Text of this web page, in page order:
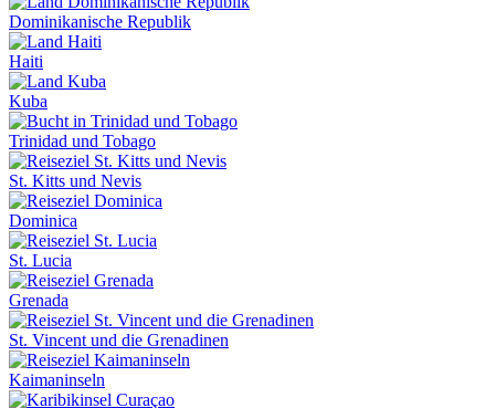
Dominikanische Republik
Haiti
Kuba
Trinidad und Tobago
St. Kitts und Nevis
Dominica
St. Lucia
Grenada
St. Vincent und die Grenadinen
Kaimaninseln